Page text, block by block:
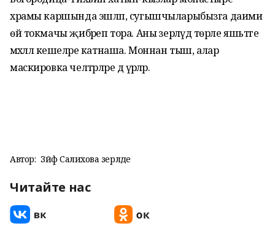
храмы каршында эшләп, сугышчыларыбызга даими
өй токмачы җибәреп тора. Аны әзерләүдә төрле яшьтәге
мәхәллә кешеләре катнаша. Моннан тыш, алар
маскировка челтәрләре дә үрәләр.
Автор: Зәйфә Салихова әзерләде
Читайте нас